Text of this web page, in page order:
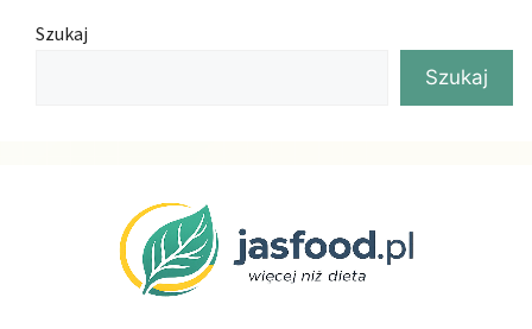
Szukaj
Szukaj